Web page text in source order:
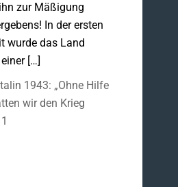
zur Mäßigung
­In der ersten
wurde das Land
[…]
1943: „Ohne Hilfe
wir den Krieg